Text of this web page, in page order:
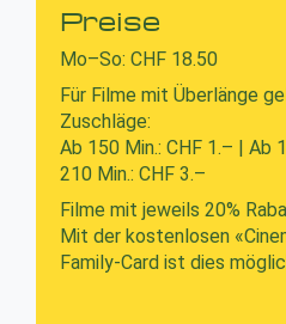
Preise
Mo–So: CHF 18.50
Für Filme mit Überlänge
Zuschläge:
Ab 150 Min.: CHF 1.– | Ab
210 Min.: CHF 3.–
Filme mit jeweils 20%
Mit der kostenlosen
Family-Card ist dies